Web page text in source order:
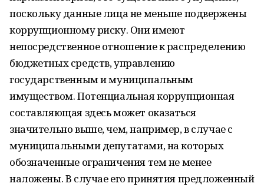
поскольку данные лица не меньше подвержены
коррупционному риску. Они имеют
непосредственное отношение к распределению
бюджетных средств, управлению
государственным и муниципальным
имуществом. Потенциальная коррупционная
составляющая здесь может оказаться
значительно выше, чем, например, в случае с
муниципальными депутатами, на которых
обозначенные ограничения тем не менее
наложены. В случае его принятия предложенный